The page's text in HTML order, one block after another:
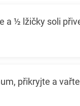
a ½ lžičky soli
přikryjte a